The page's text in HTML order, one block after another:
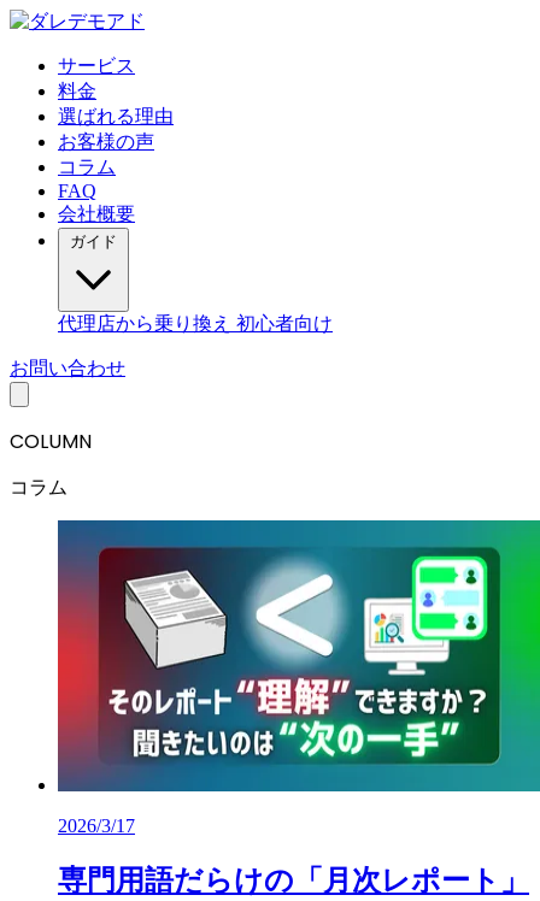
サービス
料金
選ばれる理由
お客様の声
コラム
FAQ
会社概要
代理店から乗り換え 初心者向け
お問い合わせ
COLUMN
コラム
2026/3/17
専門用語だらけの「月次レポート」